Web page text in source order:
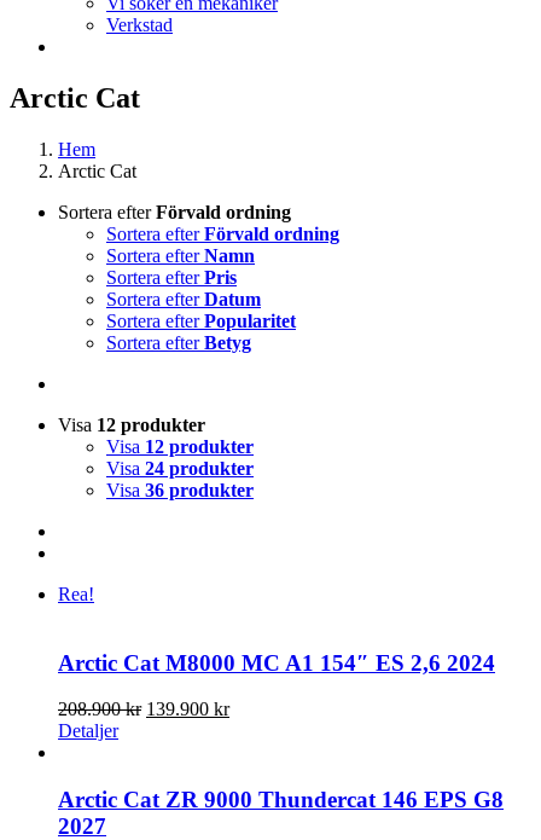
Verkstad
Arctic Cat
Hem
Arctic Cat
Sortera efterFörvald ordning
Sortera efterFörvald ordning
Sortera efterNamn
Sortera efterPris
Sortera efterDatum
Sortera efterPopularitet
Sortera efterBetyg
Visa 12 produkter
Visa 12 produkter
Visa 24 produkter
Visa 36 produkter
Rea!
Arctic Cat M8000 MC A1 154″ ES 2,6 2024
208.900kr Det
208.900 kr.
139.900 krDet
139.900 kr.
Detaljer
Arctic Cat ZR 9000 Thundercat 146 EPS G8
2027